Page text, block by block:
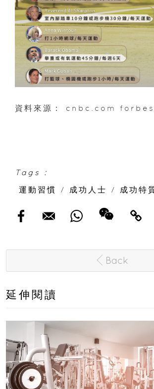
資料來源： cnbc.com
Tags :
運動習慣
/ 成功人士 / 成功特
Back
延伸閱讀